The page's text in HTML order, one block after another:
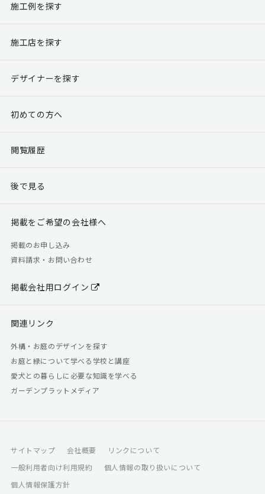
施工例を探す
施工店を探す
デザイナーを探す
初めての方へ
閲覧履歴
後で見る
掲載をご希望の会社様へ
掲載のお申し込み
資料請求・お問い合わせ
掲載会社用ログイン
関連リンク
外構・お庭のデザインを探す
お庭と緑について学べる学校と講座
愛犬との暮らしに必要な知識を学べる
ガーデンプラットメディア
サイトマップ 会社概要
リンクについて
一般利用者向け利用規約
個人情報の取り扱いについて
個人情報保護方針